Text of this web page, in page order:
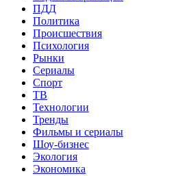
ПДД
Политика
Происшествия
Психология
Рынки
Сериалы
Спорт
ТВ
Технологии
Тренды
Фильмы и сериалы
Шоу-бизнес
Экология
Экономика